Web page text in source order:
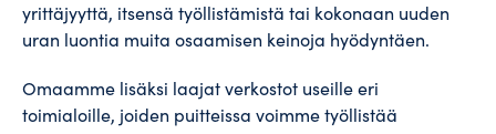
yrittäjyyttä, itsensä työllistämistä tai kokonaan uuden
uran luontia muita osaamisen keinoja hyödyntäen.
Omaamme lisäksi laajat verkostot useille eri
toimialoille, joiden puitteissa voimme työllistää